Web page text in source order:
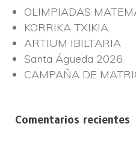
OLIMPIADAS
KORRIKA TXIKIA
ARTIUM IBILTARIA
Santa Águeda 2026
CAMPAÑA DE
Comentarios recientes